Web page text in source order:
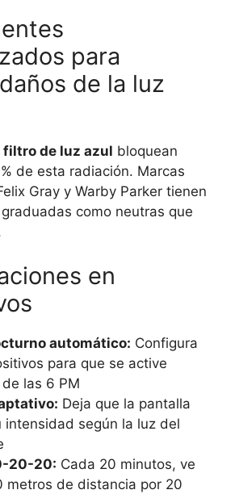
para
de la luz
filtro de luz azul bloquean
de esta radiación. Marcas
Gray y Warby Parker tienen
como neutras que
en
automático: Configura
para que se active
las 6 PM
Deja que la pantalla
intensidad según la luz del
20-20: Cada 20 minutos, ve
metros de distancia por 20